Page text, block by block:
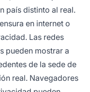
país distinto al real.
en internet o
Las redes
pueden mostrar a
de la sede de
real. Navegadores